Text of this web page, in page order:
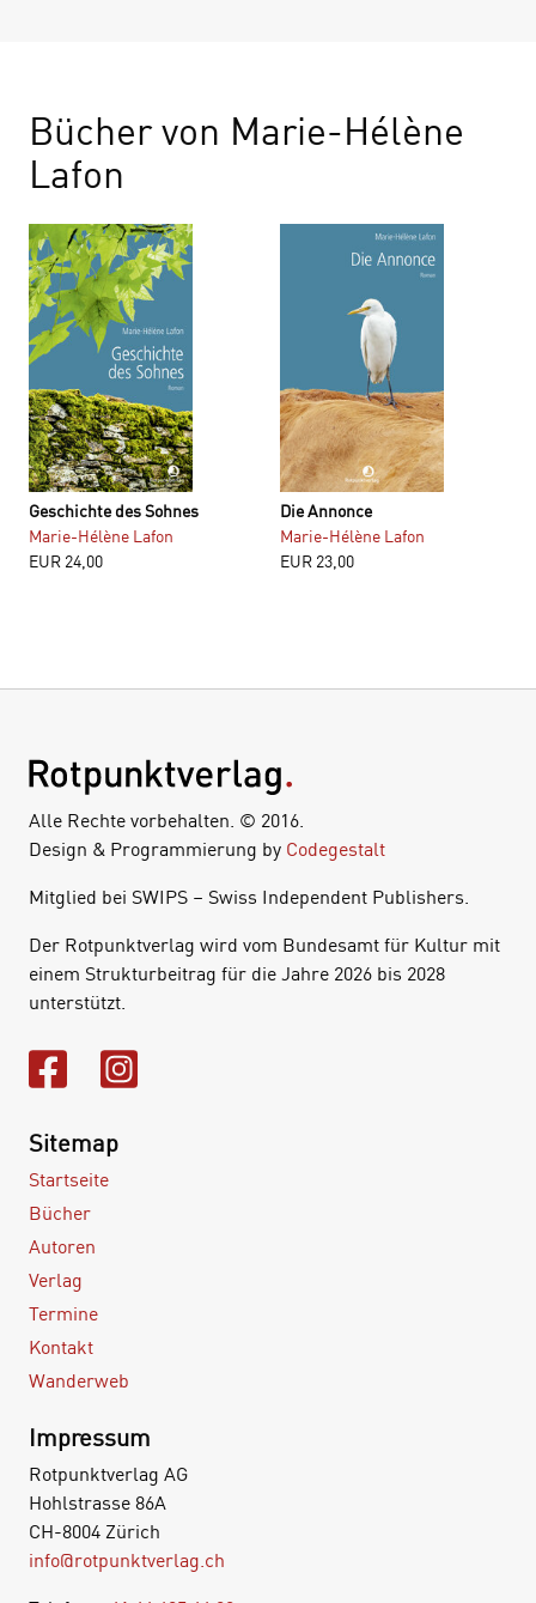
Bücher von Marie-Hélène
Lafon
Geschichte des Sohnes
Marie-Hélène Lafon
EUR 24,00
Die Annonce
Marie-Hélène Lafon
EUR 23,00
Alle Rechte vorbehalten. © 2016.
Design & Programmierung by Codegestalt
Mitglied bei SWIPS – Swiss Independent Publishers.
Der Rotpunktverlag wird vom Bundesamt für Kultur mit
einem Strukturbeitrag für die Jahre 2026 bis 2028
unterstützt.
Sitemap
Startseite
Bücher
Autoren
Verlag
Termine
Kontakt
Wanderweb
Impressum
Rotpunktverlag AG
Hohlstrasse 86A
CH-8004 Zürich
info@rotpunktverlag.ch